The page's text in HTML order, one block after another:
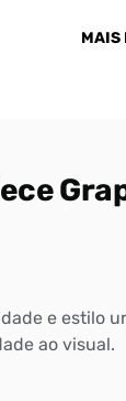
MAIS
e estilo
ao visual.